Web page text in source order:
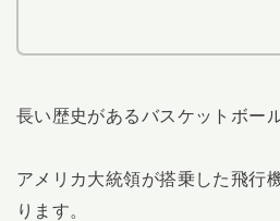
長い歴史があるバスケットボー
アメリカ大統領が搭乗した飛行
ります。